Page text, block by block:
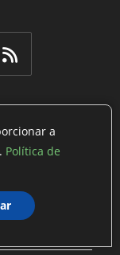
a
Política de